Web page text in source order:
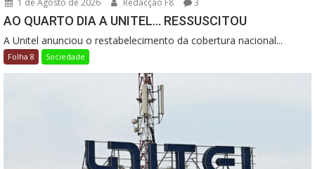
1 de Agosto de 2026 Redacção F8 3
AO QUARTO DIA A UNITEL… RESSUSCITOU
A Unitel anunciou o restabelecimento da cobertura nacional...
Folha 8 Sociedade